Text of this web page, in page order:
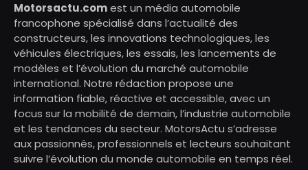
Motorsactu.comest un média automobile
francophone spécialisé dans l’actualité des
constructeurs, les innovations technologiques, les
véhicules électriques, les essais, les lancements de
modèles et l’évolution du marché automobile
international. Notre rédaction propose une
information fiable, réactive et accessible, avec un
focus sur la mobilité de demain, l’industrie automobile
et les tendances du secteur. MotorsActu s’adresse
aux passionnés, professionnels et lecteurs souhaitant
suivre l’évolution du monde automobile en temps réel.